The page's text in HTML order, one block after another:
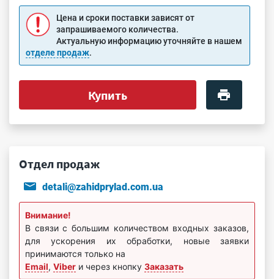
Цена и сроки поставки зависят от
запрашиваемого количества.
Актуальную информацию уточняйте в нашем
отделе продаж.
Купить
Отдел продаж
detali@zahidprylad.com.ua
Внимание!
В связи с большим количеством входных заказов,
для ускорения их обработки, новые заявки
принимаются только на
Email, Viber и через кнопку Заказать